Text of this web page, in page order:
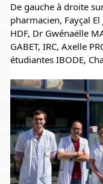
De gauche à droite
pharmacien, Fayçal
HDF, Dr Gwénaëlle
GABET, IRC, Axelle
étudiantes IBODE,